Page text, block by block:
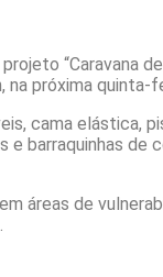
“Caravana
na próxima quinta-
cama elástica,
barraquinhas de
áreas de